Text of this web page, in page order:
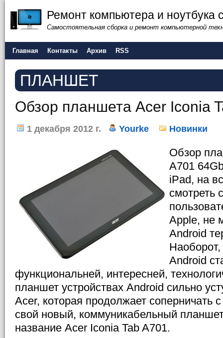
Ремонт компьютера и ноутбука
Самостоятельная сборка и ремонт компьютерной
Главная Контакты Архив RSS
ПЛАНШЕТ
Обзор планшета Acer Iconia
1 декабря 2012 г. Yourke Новинки
Обзор
A701
iPad, на
смотреть
Apple, не
Android
Android
функциональней, интересней,
планшет устройствах Android сильно
Acer, которая продолжает соперничать
свой новый, коммуникабельный
название Acer Iconia Tab A701.